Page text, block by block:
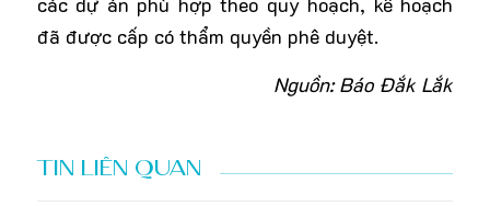
đã được cấp có thẩm quyền phê duyệt.
Nguồn: Báo Đắk Lắk
TIN LIÊN QUAN